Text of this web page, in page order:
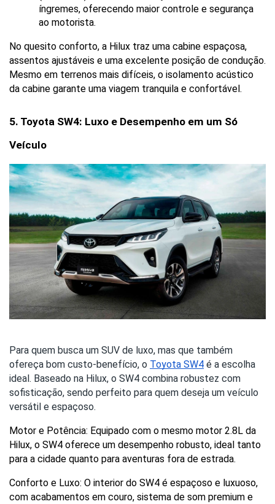
íngremes, oferecendo maior controle e segurança
ao motorista.
No quesito conforto, a Hilux traz uma cabine espaçosa,
assentos ajustáveis e uma excelente posição de condução.
Mesmo em terrenos mais difíceis, o isolamento acústico
da cabine garante uma viagem tranquila e confortável.
5. Toyota SW4: Luxo e Desempenho em um Só
Veículo
Para quem busca um SUV de luxo, mas que também
ofereça bom custo-benefício, o Toyota SW4 é a escolha
ideal. Baseado na Hilux, o SW4 combina robustez com
sofisticação, sendo perfeito para quem deseja um veículo
versátil e espaçoso.
Motor e Potência: Equipado com o mesmo motor 2.8L da
Hilux, o SW4 oferece um desempenho robusto, ideal tanto
para a cidade quanto para aventuras fora de estrada.
Conforto e Luxo: O interior do SW4 é espaçoso e luxuoso,
com acabamentos em couro, sistema de som premium e